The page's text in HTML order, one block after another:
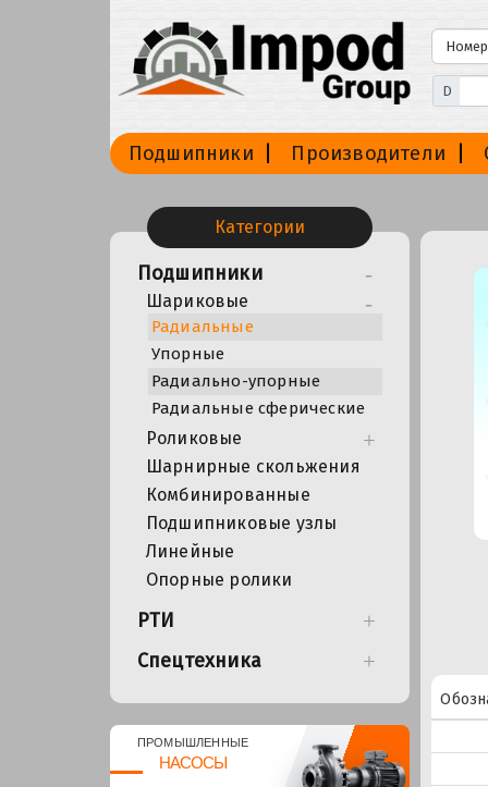
D
Подшипники Производители
Категории
Подшипники
Шариковые
Радиальные
Упорные
Радиально-упорные
Радиальные сферические
Роликовые
Шарнирные скольжения
Комбинированные
Подшипниковые узлы
Линейные
Опорные ролики
РТИ
Спецтехника
ПРОМЫШЛЕННЫЕ
НАСОСЫ